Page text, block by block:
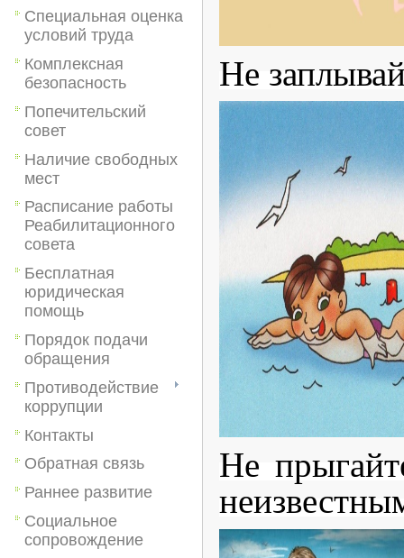
Специальная оценка
условий труда
Комплексная
безопасность
Попечительский
совет
Наличие свободных
мест
Расписание работы
Реабилитационного
совета
Бесплатная
юридическая
помощь
Порядок подачи
обращения
Противодействие
коррупции
Контакты
Обратная связь
Раннее развитие
Социальное
сопровождение
Не
Не